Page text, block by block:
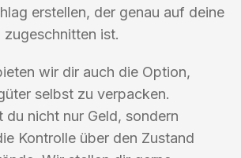
erstellen, der genau auf deine
ist.
wir dir auch die Option,
selbst zu verpacken.
du nicht nur Geld, sondern
Kontrolle über den Zustand